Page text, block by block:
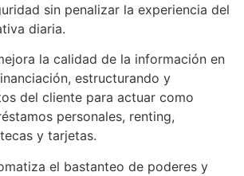
sin penalizar la experiencia del
diaria.
la calidad de la información en
estructurando y
del cliente para actuar como
personales, renting,
y tarjetas.
el bastanteo de poderes y